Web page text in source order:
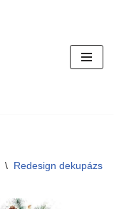
\ Redesign dekupázs